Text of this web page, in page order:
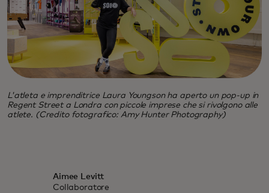
L'atleta e imprenditrice Laura Youngson ha aperto un pop-up in
Regent Street a Londra con piccole imprese che si rivolgono alle
atlete. (Credito fotografico: Amy Hunter Photography)
Aimee Levitt
Collaboratore